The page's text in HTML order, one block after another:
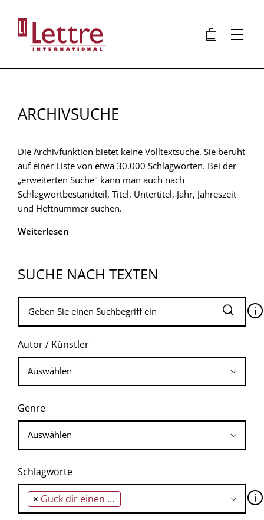
Inhalt
🛍 ⋮
ARCHIVSUCHE
Die Archivfunktion bietet keine Volltextsuche. Sie beruht
auf einer Liste von etwa 30.000 Schlagworten. Bei der
„erweiterten Suche" kann man auch nach
Schlagwortbestandteil, Titel, Untertitel, Jahr, Jahreszeit
und Heftnummer suchen.
Weiterlesen
SUCHE NACH TEXTEN
🛈
Autor / Künstler
Genre
Schlagworte
× Guck dir einen Stern aus! 🛈